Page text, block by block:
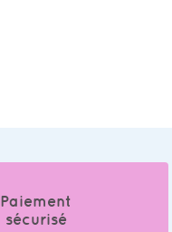
Paiement
sécurisé